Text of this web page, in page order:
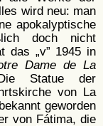
wird neu: man
apokalyptische
doch nicht
das
v
1945 in
Dame de La
Statue der
von La
geworden
von Fátima, die